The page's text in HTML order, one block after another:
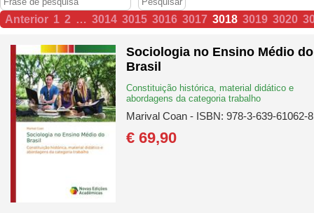
Anterior 1 2 … 3014 3015 3016 3017 3018 3019 3020
Sociologia no Ensino Médio do
Brasil
Constituição histórica, material didático e
abordagens da categoria trabalho
Marival Coan - ISBN: 978-3-639-61062-8
€ 69,90